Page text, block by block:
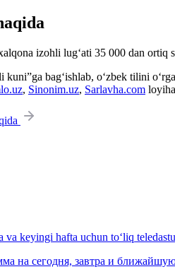
izohli lug‘ati 35 000 dan ortiq
bag‘ishlab, o‘zbek tilini
, Sinonim.uz, Sarlavha.com
keyingi hafta uchun to‘liq
на сегодня, завтра и